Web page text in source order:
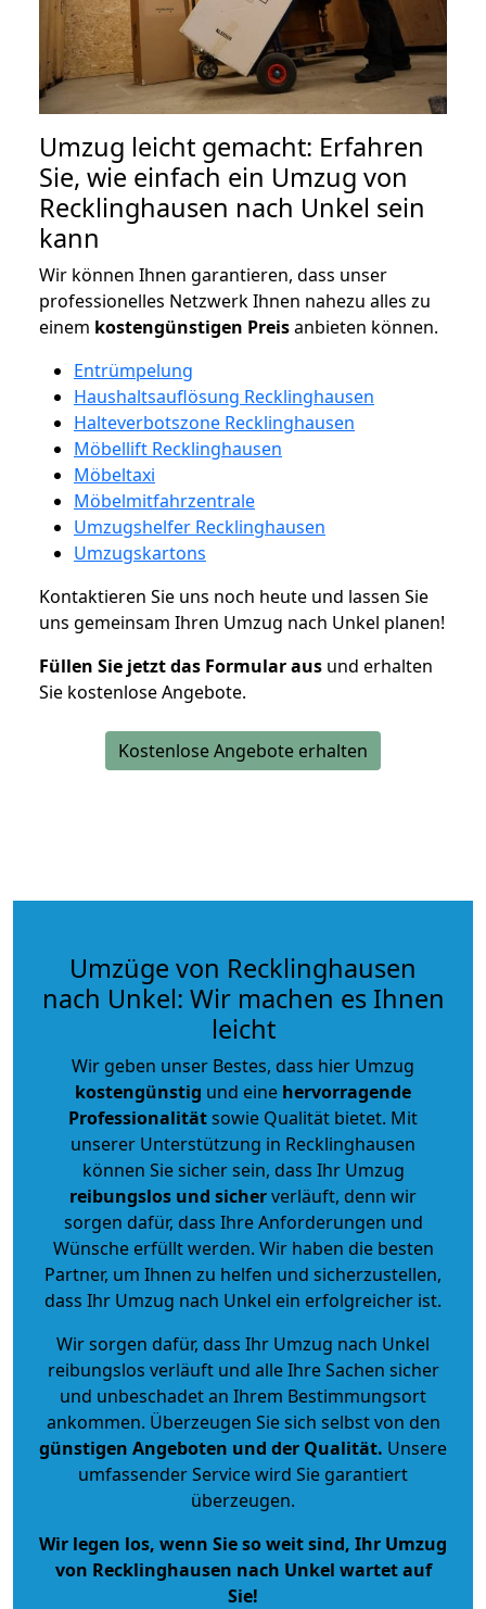
Umzug leicht gemacht: Erfahren
Sie, wie einfach ein Umzug von
Recklinghausen nach Unkel sein
kann
Wir können Ihnen garantieren, dass unser
professionelles Netzwerk Ihnen nahezu alles zu
einem kostengünstigen Preisanbieten können.
Entrümpelung
Haushaltsauflösung Recklinghausen
Halteverbotszone Recklinghausen
Möbellift Recklinghausen
Möbeltaxi
Möbelmitfahrzentrale
Umzugshelfer Recklinghausen
Umzugskartons
Kontaktieren Sie uns noch heute und lassen Sie
uns gemeinsam Ihren Umzug nach Unkel planen!
Füllen Sie jetzt das Formular aus und erhalten
Sie kostenlose Angebote.
Kostenlose Angebote erhalten
Umzüge von Recklinghausen
nach Unkel: Wir machen es Ihnen
leicht
Wir geben unser Bestes, dass hier Umzug
kostengünstig und eine hervorragende
Professionalitätsowie Qualität bietet. Mit
unserer Unterstützung in Recklinghausen
können Sie sicher sein, dass Ihr Umzug
reibungslos und sicherverläuft, denn wir
sorgen dafür, dass Ihre Anforderungen und
Wünsche erfüllt werden. Wir haben die besten
Partner, um Ihnen zu helfen und sicherzustellen,
dass Ihr Umzug nach Unkel ein erfolgreicher ist.
Wir sorgen dafür, dass Ihr Umzug nach Unkel
reibungslos verläuft und alle Ihre Sachen sicher
und unbeschadet an Ihrem Bestimmungsort
ankommen. Überzeugen Sie sich selbst von den
günstigen Angeboten und der Qualität. Unsere
umfassender Service wird Sie garantiert
überzeugen.
Wir legen los, wenn Sie so weit sind, Ihr Umzug
von Recklinghausen nach Unkel wartet auf
Sie!